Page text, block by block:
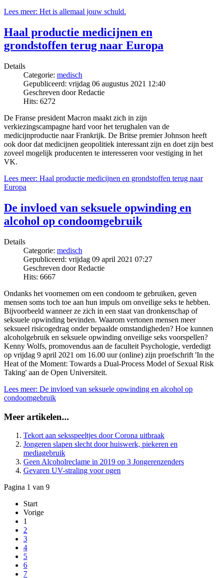
Lees meer: Het is allemaal jouw schuld.
Haal productie medicijnen en
grondstoffen terug naar Europa
Details
Categorie: medisch
Gepubliceerd: vrijdag 06 augustus 2021 12:40
Geschreven door Redactie
Hits: 6272
De Franse president Macron maakt zich in zijn
verkiezingscampagne hard voor het terughalen van de
medicijnproductie naar Frankrijk. De Britse premier Johnson heeft
ook door dat medicijnen geopolitiek interessant zijn en doet zijn best
zoveel mogelijk producenten te interesseren voor vestiging in het
VK.
Lees meer: Haal productie medicijnen en grondstoffen terug naar
Europa
De invloed van seksuele opwinding en
alcohol op condoomgebruik
Details
Categorie: medisch
Gepubliceerd: vrijdag 09 april 2021 07:27
Geschreven door Redactie
Hits: 6667
Ondanks het voornemen om een condoom te gebruiken, geven
mensen soms toch toe aan hun impuls om onveilige seks te hebben.
Bijvoorbeeld wanneer ze zich in een staat van dronkenschap of
seksuele opwinding bevinden. Waarom vertonen mensen meer
seksueel risicogedrag onder bepaalde omstandigheden? Hoe kunnen
alcoholgebruik en seksuele opwinding onveilige seks voorspellen?
Kenny Wolfs, promovendus aan de faculteit Psychologie, verdedigt
op vrijdag 9 april 2021 om 16.00 uur (online) zijn proefschrift 'In the
Heat of the Moment: Towards a Dual-Process Model of Sexual Risk
Taking' aan de Open Universiteit.
Lees meer: De invloed van seksuele opwinding en alcohol op
condoomgebruik
Meer artikelen...
Tekort aan seksspeeltjes door Corona uitbraak
Jongeren slapen slecht door huiswerk, piekeren en
mediagebruik
Geen Alcoholreclame in 2019 op 3 Jongerenzenders
Gevaren UV-straling voor ogen
Pagina 1 van 9
Start
Vorige
1
2
3
4
5
6
7